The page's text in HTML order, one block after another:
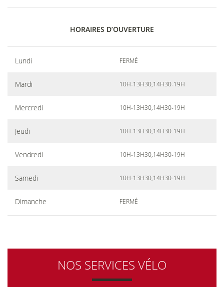
HORAIRES D’OUVERTURE
Lundi FERMÉ
Mardi 10H-13H30,14H30-19H
Mercredi 10H-13H30,14H30-19H
Jeudi 10H-13H30,14H30-19H
Vendredi 10H-13H30,14H30-19H
Samedi 10H-13H30,14H30-19H
Dimanche FERMÉ
NOS SERVICES VÉLO